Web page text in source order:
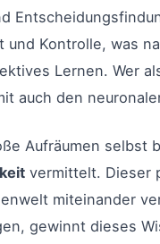
Kontrolle, was
Lernen. Wer
auch den
Aufräumen
vermittelt. Dieser
miteinander
gewinnt dieses